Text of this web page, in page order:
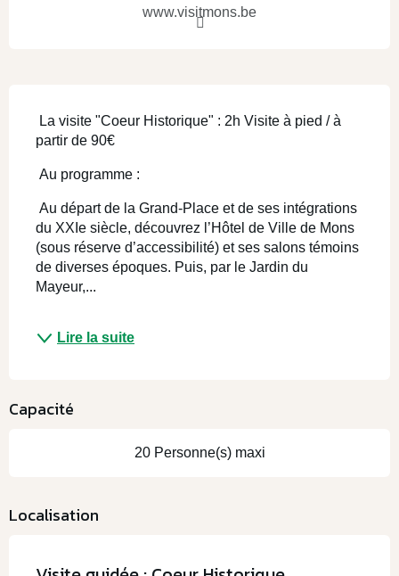
www.visitmons.be
partir de 90€
Au programme :
du XXIe siècle, découvrez l’Hôtel de Ville de Mons
(sous réserve d’accessibilité) et ses salons témoins
de diverses époques. Puis, par le Jardin du
Mayeur,...
Lire la suite
Capacité
20 Personne(s) maxi
Localisation